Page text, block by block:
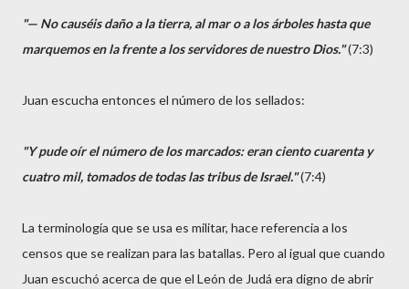
"— No causéis daño a la tierra, al mar o a los árboles hasta que
marquemos en la frente a los servidores de nuestro Dios."(7:3)
Juan escucha entonces el número de los sellados:
"Y pude oír el número de los marcados: eran ciento cuarenta y
cuatro mil, tomados de todas las tribus de Israel."(7:4)
La terminología que se usa es militar, hace referencia a los
censos que se realizan para las batallas. Pero al igual que cuando
Juan escuchó acerca de que el León de Judá era digno de abrir